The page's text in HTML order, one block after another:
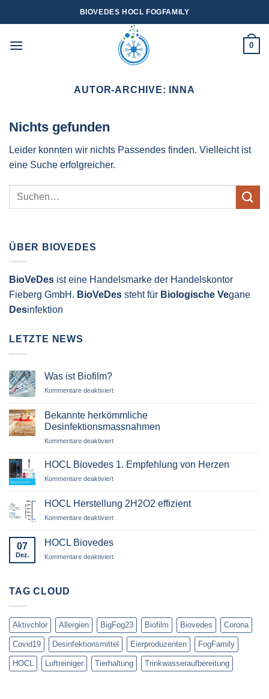
Inhalt
BIOVEDES HOCL FOGFAMILY
0
AUTOR-ARCHIVE: INNA
Nichts gefunden
Leider konnten wir nichts Passendes finden. Vielleicht ist
eine Suche erfolgreicher.
ÜBER BIOVEDES
BioVeDes ist eine Handelsmarke der Handelskontor
Fieberg GmbH. BioVeDes steht für Biologische Vegane
Desinfektion
LETZTE NEWS
Was ist Biofilm?
Kommentare deaktiviertfür
Biofilm?
Bekannte herkömmliche
Desinfektionsmassnahmen
Kommentare deaktiviertfür
herkömmliche
Desinfektionsmassnahmen
HOCL Biovedes 1. Empfehlung von Herzen
Kommentare deaktiviertfür
Biovedes
1.
Empfehlung
HOCL Herstellung 2H2O2 effizient
Kommentare deaktiviertfür
2H2O2
effizient
07
Dez.
HOCL Biovedes
Kommentare deaktiviertfür
TAG CLOUD
Aktivchlor Allergien BigFog23 Biofilm Biovedes Corona
Covid19 Desinfektionsmittel Eierproduzenten FogFamily
HOCL Luftreiniger Tierhaltung Trinkwasseraufbereitung